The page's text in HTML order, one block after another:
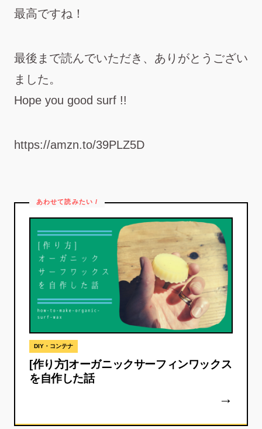
最高ですね！
最後まで読んでいただき、ありがとうござい
ました。
Hope you good surf !!
https://amzn.to/39PLZ5D
DIY・コンテナ
[作り方]オーガニックサーフィンワックス
を自作した話